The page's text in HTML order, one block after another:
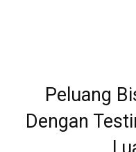
Peluang
Dengan